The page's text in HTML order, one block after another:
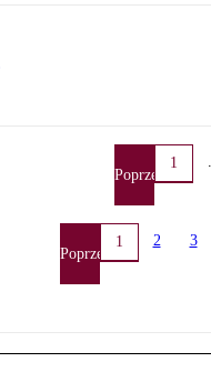
Poprzednia
1
Poprzednia
1 2 3